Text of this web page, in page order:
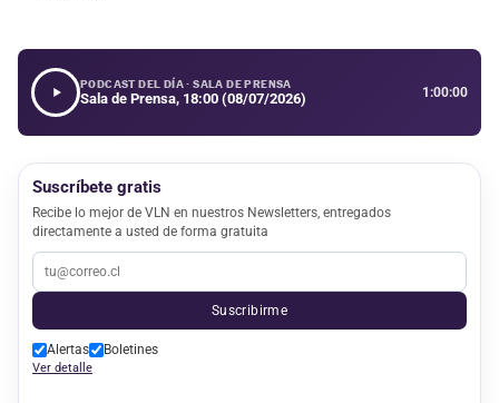
PODCAST DEL DÍA · SALA DE PRENSA
Sala de Prensa, 18:00 (08/07/2026) 1:00:00
Suscríbete gratis
Recibe lo mejor de VLN en nuestros Newsletters, entregados
directamente a usted de forma gratuita
Suscribirme
Alertas Boletines
Ver detalle